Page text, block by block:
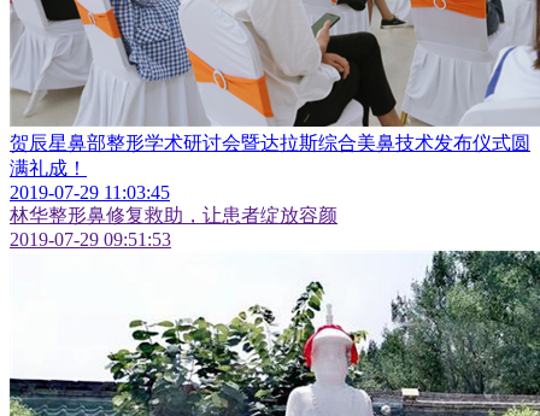
贺辰星鼻部整形学术研讨会暨达拉斯综合美鼻技术发布仪式圆
满礼成！
2019-07-29 11:03:45
林华整形鼻修复救助，让患者绽放容颜
2019-07-29 09:51:53